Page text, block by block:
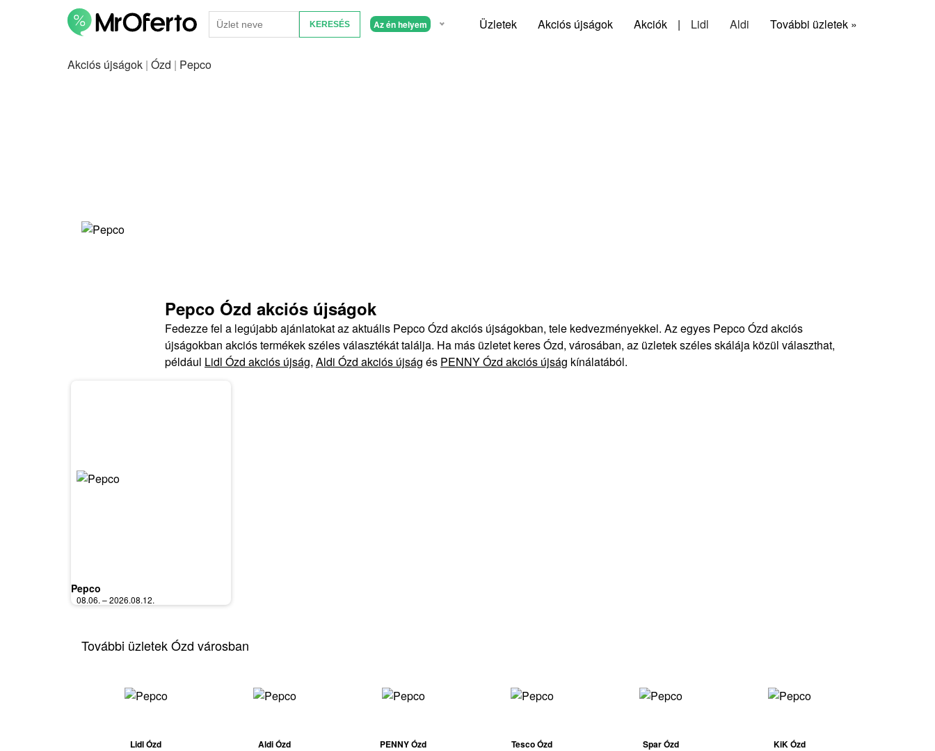
Az én helyem Üzletek Akciós újságok Akciók | Lidl Aldi További üzletek »
Akciós újságok | Ózd | Pepco
Pepco Ózd akciós újságok
Fedezze fel a legújabb ajánlatokat az aktuális Pepco Ózd akciós újságokban, tele kedvezményekkel. Az egyes Pepco Ózd akciós
újságokban akciós termékek széles választékát találja. Ha más üzletet keres Ózd, városában, az üzletek széles skálája közül választhat,
például Lidl Ózd akciós újság, Aldi Ózd akciós újság és PENNY Ózd akciós újság kínálatából.
Pepco
08.06. – 2026.08.12.
További üzletek Ózd városban
Lidl Ózd Aldi Ózd PENNY Ózd Tesco Ózd Spar Ózd KiK Ózd